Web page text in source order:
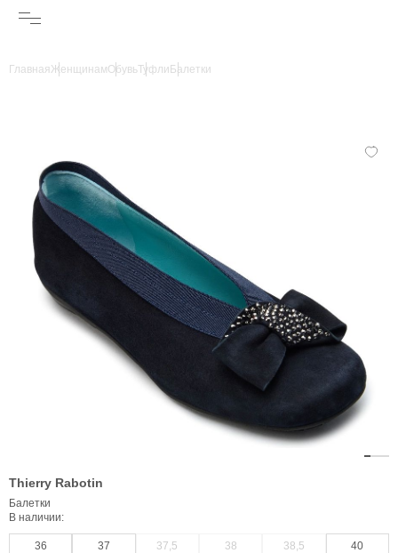
ГлавнаяЖенщинамОбувьТуфли Балетки
Thierry Rabotin
Балетки
В наличии:
36 37 37,5 38 38,5 40